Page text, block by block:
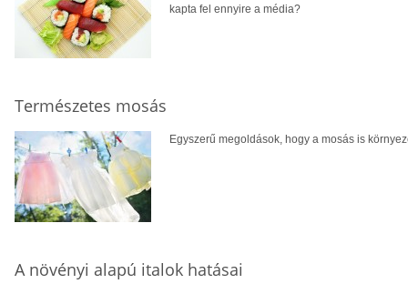
kapta fel ennyire a média?
Természetes mosás
Egyszerű megoldások, hogy a mosás is
A növényi alapú italok hatásai